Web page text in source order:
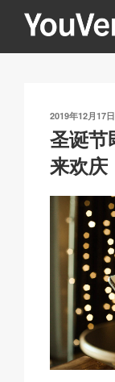
Seeking God
发
布
于
2019年12月17日
圣诞节
来欢庆